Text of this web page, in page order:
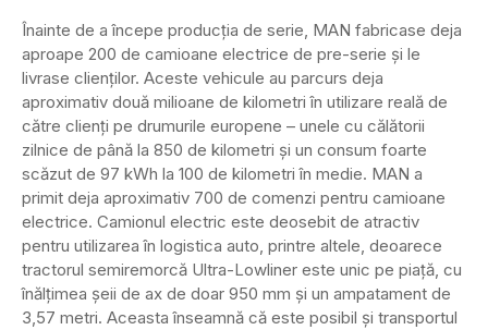
Înainte de a începe producția de serie, MAN fabricase deja
aproape 200 de camioane electrice de pre-serie și le
livrase clienților. Aceste vehicule au parcurs deja
aproximativ două milioane de kilometri în utilizare reală de
către clienți pe drumurile europene – unele cu călătorii
zilnice de până la 850 de kilometri și un consum foarte
scăzut de 97 kWh la 100 de kilometri în medie. MAN a
primit deja aproximativ 700 de comenzi pentru camioane
electrice. Camionul electric este deosebit de atractiv
pentru utilizarea în logistica auto, printre altele, deoarece
tractorul semiremorcă Ultra-Lowliner este unic pe piață, cu
înălțimea șeii de ax de doar 950 mm și un ampatament de
3,57 metri. Aceasta înseamnă că este posibil și transportul